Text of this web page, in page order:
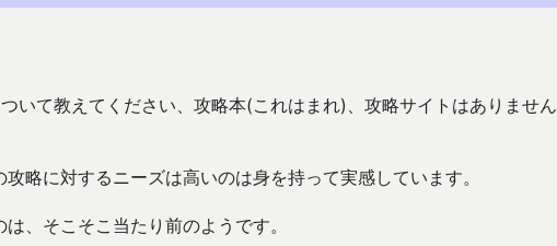
て教えてください、攻略本(これはまれ)、攻略サイトはありません
略に対するニーズは高いのは身を持って実感しています。
、そこそこ当たり前のようです。